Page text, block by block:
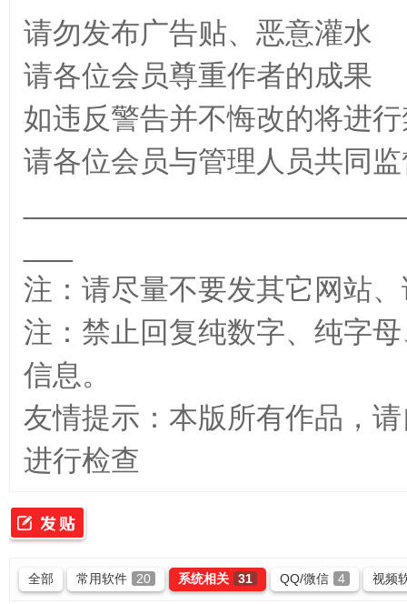
网
最
请勿发布广告贴、恶意灌水
请各位会员尊重作者的成果
如违反警告并不悔改的将进
请各位会员与管理人员共同
注：请尽量不要发其它网站
注：禁止回复纯数字、纯字
信息。
友情提示：本版所有作品，
进行检查
全部 常用软件 20 系统相关 31 QQ/微信 4 视频